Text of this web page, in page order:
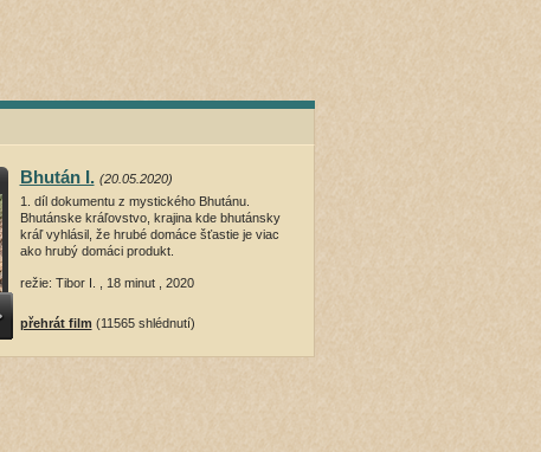
Bhután I. (20.05.2020)
1. díl dokumentu z mystického Bhutánu.
Bhutánske kráľovstvo, krajina kde bhutánsky
kráľ vyhlásil, že hrubé domáce šťastie je viac
ako hrubý domáci produkt.
režie: Tibor I. , 18 minut , 2020
přehrát film (11565 shlédnutí)